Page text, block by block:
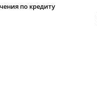
по кредиту